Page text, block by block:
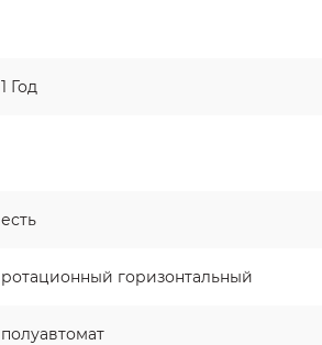
1 Год
есть
ротационный горизонтальный
полуавтомат